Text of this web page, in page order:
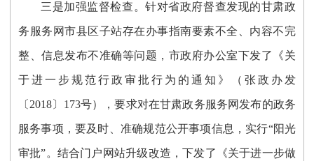
三是加强监督检查。针对省政府督查发现的甘肃政
务服务网市县区子站存在办事指南要素不全、内容不完
整、信息发布不准确等问题，市政府办公室下发了《关
于进一步规范行政审批行为 的通知》（张政 办发
〔 2018〕 173号），要求对在甘肃政务服务网发布的政务
服务事项，要及时、准确规范公开事项信息，实行“阳光
审批”。 结合门户网站升级改造，下发了《关于进一步做